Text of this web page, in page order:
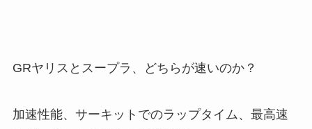
GRヤリスとスープラ、どちらが速いのか？
加速性能、サーキットでのラップタイム、最高速